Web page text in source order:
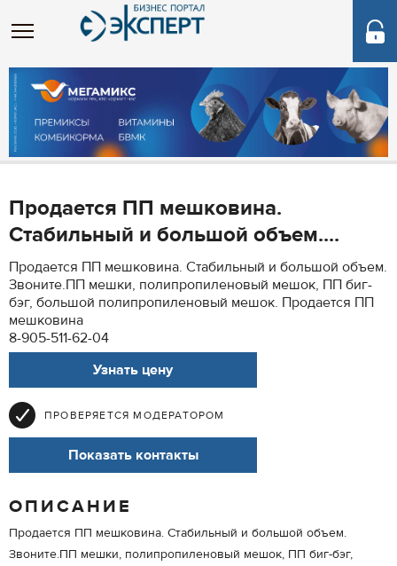
Продается ПП мешковина.
Стабильный и большой объем....
Продается ПП мешковина. Стабильный и большой объем.
Звоните.ПП мешки, полипропиленовый мешок, ПП биг-
бэг, большой полипропиленовый мешок. Продается ПП
мешковина
8-905-511-62-04
Узнать цену
ПРОВЕРЯЕТСЯ МОДЕРАТОРОМ
Показать контакты
ОПИСАНИЕ
Продается ПП мешковина. Стабильный и большой объем.
Звоните.ПП мешки, полипропиленовый мешок, ПП биг-бэг,